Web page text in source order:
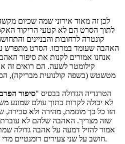
לכן זה מאוד אירוני שמה שכיום
לתוך הסרט הם לא קטעי הריקוד
קונטרה לרחובות והבניינים
אנחנו אמורים לקנות את סיפור
קילומטר לשעה. הם רואים זה
מטשטש (בשפה קולנועית מבריקה), הם
הטרגדיה הגדולה בבסיס "סיפור
לא יכולה לקרות בתוך עולם שמונע
הזו כל כך מוגזמת, מהירה ולא
שזה מצריך. האהבה שלהם לא עוברת
אמור להזיל דמעה על אהבה גדולה
חושב על שני צעירים רומנטיים מדי שעדיף שיקבלו איזו מנת מציאות.